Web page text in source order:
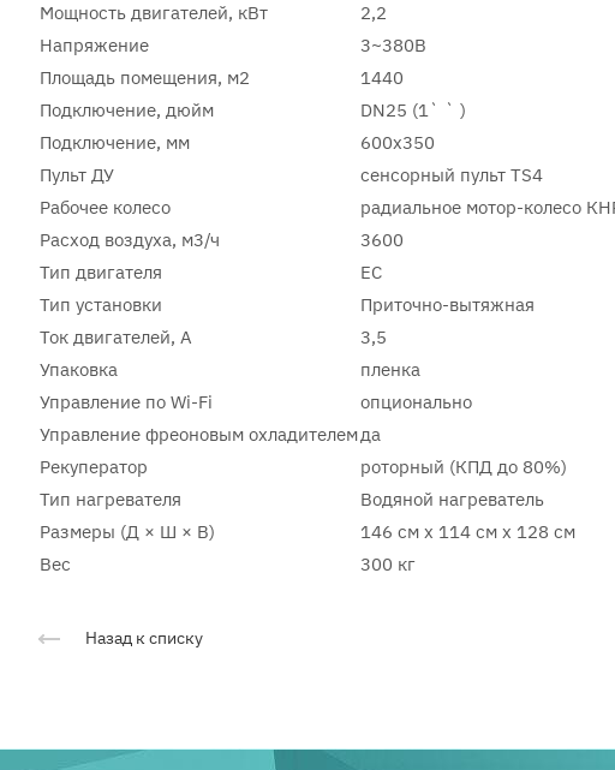
Мощность двигателей, кВт
2,2
Напряжение
3~380В
Площадь помещения, м2
1440
Подключение, дюйм
DN25 (1` ` )
Подключение, мм
600x350
Пульт ДУ
сенсорный пульт TS4
Рабочее колесо
радиальное мотор-колесо
Расход воздуха, м3/ч
3600
Тип двигателя
EC
Тип установки
Приточно-вытяжная
Ток двигателей, А
3,5
Упаковка
пленка
Управление по Wi-Fi
опционально
Управление фреоновым охладителемда
Рекуператор
роторный (КПД до 80%)
Тип нагревателя
Водяной нагреватель
Размеры (Д × Ш × В)
146 см x 114 см x 128 см
Вес
300 кг
Назад к списку